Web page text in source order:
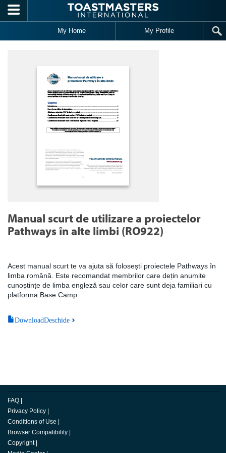
Skip to main content
My Home My Profile
Manual scurt de utilizare a proiectelor
Pathways în alte limbi (RO922)
Acest manual scurt te va ajuta să folosești proiectele Pathways în
limba română. Este recomandat membrilor care dețin anumite
cunoștințe de limba engleză sau celor care sunt deja familiari cu
platforma Base Camp.
DownloadDeschide
FAQ
Privacy Policy
Conditions of Use
Browser Compatibility
Copyright